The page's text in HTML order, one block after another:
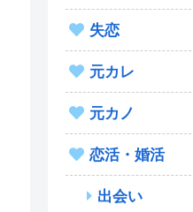
失恋
元カレ
元カノ
恋活・婚活
出会い